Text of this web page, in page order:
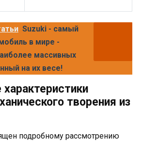
Suzuki - самый
в мире -
массивных
на их весе!
характеристики
творения из
подробному рассмотрению